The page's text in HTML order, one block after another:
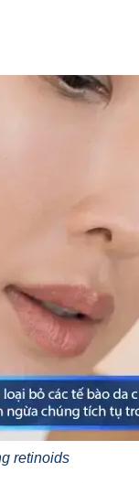
retinoids